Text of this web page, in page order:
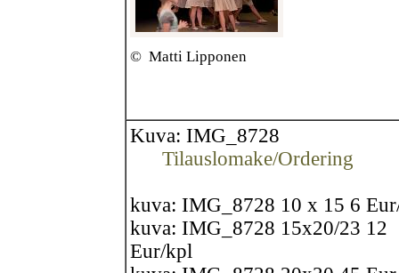
© Matti Lipponen
Kuva: IMG_8728
Tilauslomake/Ordering
kuva: IMG_8728 10 x 15 6
kuva: IMG_8728 15x20/23 12
Eur/kpl